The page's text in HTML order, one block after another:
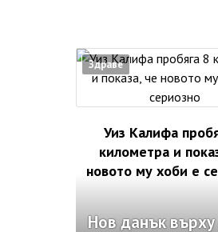
Здраве
Уиз Калифа
километра и
новото му хоби е
Нов данък